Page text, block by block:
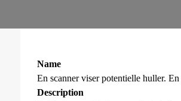
Name
En scanner viser potentielle huller.
Description